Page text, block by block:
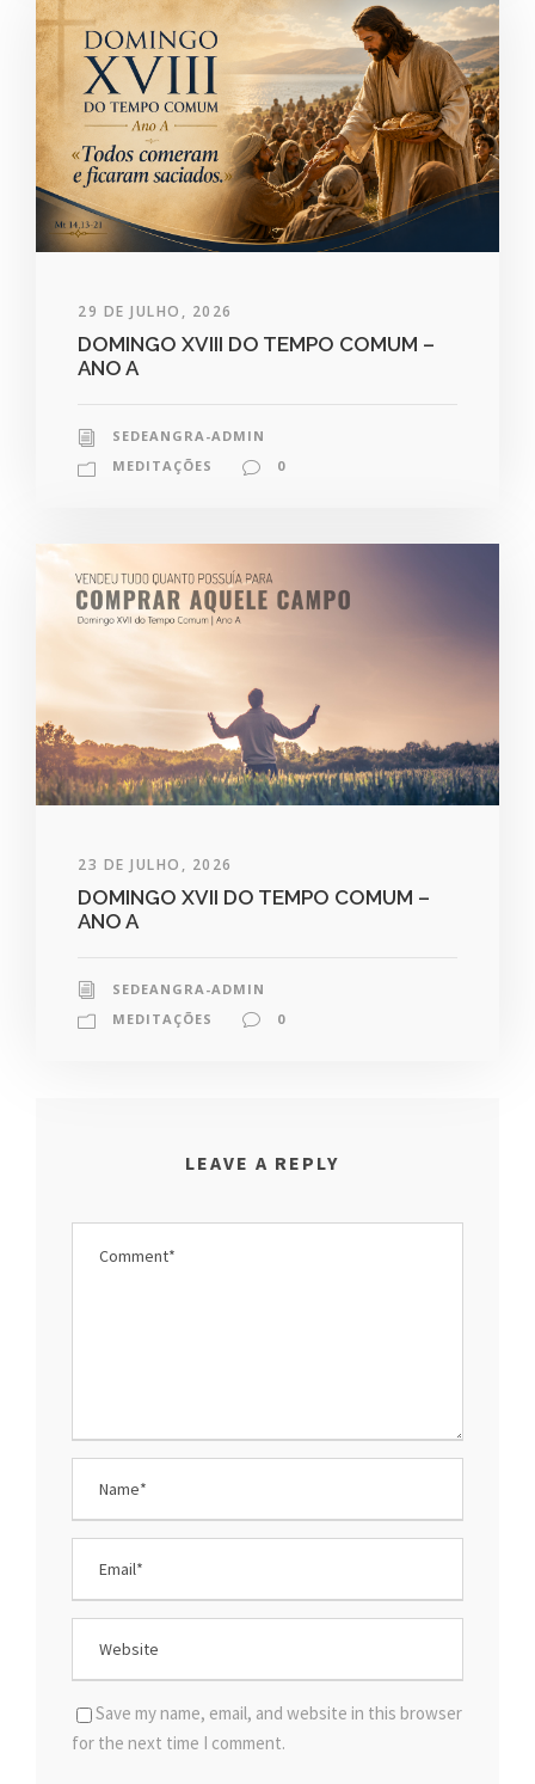
29 DE JULHO, 2026
DOMINGO XVIII DO TEMPO COMUM –
ANO A
SEDEANGRA-ADMIN
MEDITAÇÕES
0
23 DE JULHO, 2026
DOMINGO XVII DO TEMPO COMUM –
ANO A
SEDEANGRA-ADMIN
MEDITAÇÕES
0
LEAVE A REPLY
Save my name, email, and website in this browser
for the next time I comment.